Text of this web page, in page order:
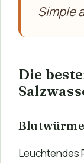
Simple
Die
Leuchtendes